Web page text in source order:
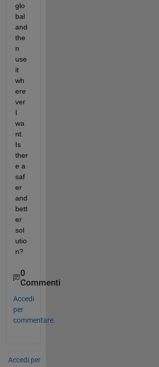
glo
bal
and
the
n
use
it
wh
ere
ver
I
wa
nt.
Is
ther
e a
saf
er
and
bett
er
sol
utio
n?
0
Commenti
Accedi
per
commentare.
Accedi per